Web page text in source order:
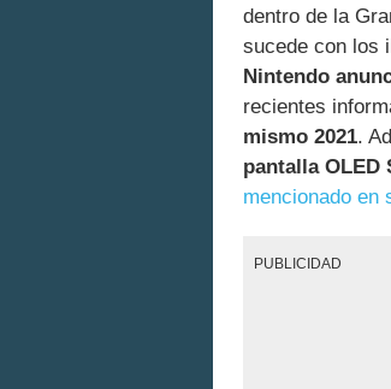
dentro de la
sucede con los
Nintendo
recientes
mismo 2021.
pantalla OLED
mencionado en
PUBLICIDAD